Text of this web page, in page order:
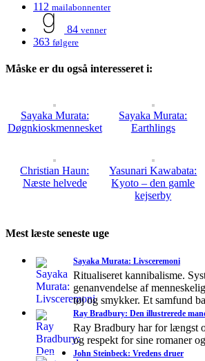
112 mailabonnenter
84 venner
363 følgere
Måske er du også interesseret i:
Sayaka Murata:
Døgnkioskmennesket
Sayaka Murata:
Earthlings
Christian Haun:
Næste helvede
Yasunari Kawabata:
Kyoto – den gamle
kejserby
Mest læste seneste uge
Sayaka Murata: Livsceremoni
Ritualiseret kannibalisme.
genanvendelse af
tøj og smykker. Et samfund
Ray Bradbury: Den illustrerede
Ray Bradbury har for længst
og respekt for sine romaner
John Steinbeck: Vredens druer